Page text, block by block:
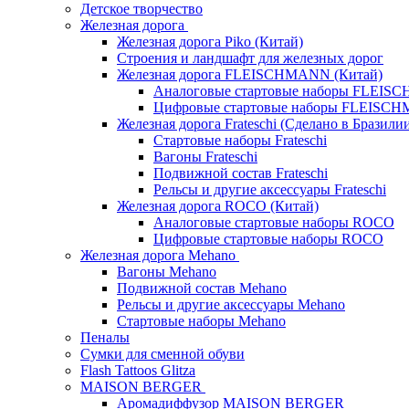
Детское творчество
Железная дорога
Железная дорога Piko (Китай)
Строения и ландшафт для железных дорог
Железная дорога FLEISCHMANN (Китай)
Аналоговые стартовые наборы
Цифровые стартовые наборы
Железная дорога Frateschi (Сделано в
Стартовые наборы Frateschi
Вагоны Frateschi
Подвижной состав Frateschi
Рельсы и другие аксессуары Frateschi
Железная дорога ROCO (Китай)
Аналоговые стартовые наборы ROCO
Цифровые стартовые наборы ROCO
Железная дорога Mehano
Вагоны Mehano
Подвижной состав Mehano
Рельсы и другие аксессуары Mehano
Стартовые наборы Mehano
Пеналы
Сумки для сменной обуви
Flash Tattoos Glitza
MAISON BERGER
Аромадиффузор MAISON BERGER